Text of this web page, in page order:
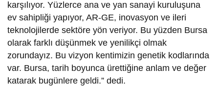
karşılıyor. Yüzlerce ana ve yan sanayi kuruluşuna
ev sahipliği yapıyor, AR-GE, inovasyon ve ileri
teknolojilerde sektöre yön veriyor. Bu yüzden Bursa
olarak farklı düşünmek ve yenilikçi olmak
zorundayız. Bu vizyon kentimizin genetik kodlarında
var. Bursa, tarih boyunca ürettiğine anlam ve değer
katarak bugünlere geldi.” dedi.